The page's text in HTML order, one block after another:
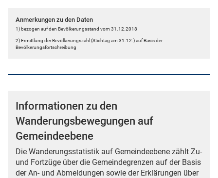
Anmerkungen zu den Daten
1) bezogen auf den Bevölkerungsstand vom 31.12.2018
2) Ermittlung der Bevölkerungszahl (Stichtag am 31.12.) auf Basis der
Bevölkerungsfortschreibung
Informationen zu den
Wanderungsbewegungen auf
Gemeindeebene
Die Wanderungsstatistik auf Gemeindeebene zählt Zu-
und Fortzüge über die Gemeindegrenzen auf der Basis
der An- und Abmeldungen sowie der Erklärungen über